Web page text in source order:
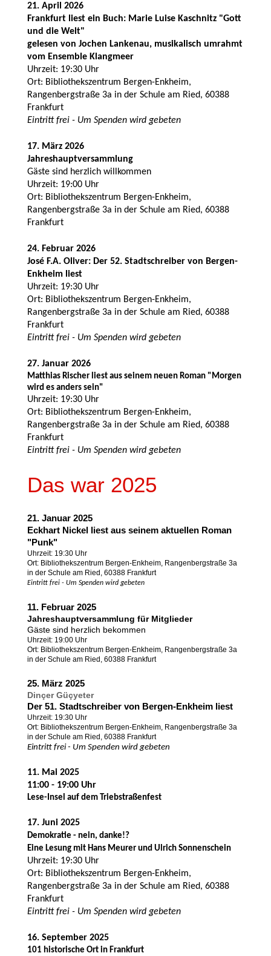
21. April 2026
Frankfurt liest ein Buch: Marie Luise Kaschnitz "Gott
und die Welt"
gelesen von Jochen Lankenau, musikalisch umrahmt
vom Ensemble Klangmeer
Uhrzeit: 19:30 Uhr
Ort: Bibliothekszentrum Bergen-Enkheim,
Rangenbergstraße 3a in der Schule am Ried, 60388
Frankfurt
Eintritt frei - Um Spenden wird gebeten
17. März 2026
Jahreshauptversammlung
Gäste sind herzlich willkommen
Uhrzeit: 19:00 Uhr
Ort: Bibliothekszentrum Bergen-Enkheim,
Rangenbergstraße 3a in der Schule am Ried, 60388
Frankfurt
24. Februar 2026
José F.A. Oliver: Der 52. Stadtschreiber von Bergen-
Enkheim liest
Uhrzeit: 19:30 Uhr
Ort: Bibliothekszentrum Bergen-Enkheim,
Rangenbergstraße 3a in der Schule am Ried, 60388
Frankfurt
Eintritt frei - Um Spenden wird gebeten
27. Januar 2026
Matthias Rischer liest aus seinem neuen Roman "Morgen
wird es anders sein"
Uhrzeit: 19:30 Uhr
Ort: Bibliothekszentrum Bergen-Enkheim,
Rangenbergstraße 3a in der Schule am Ried, 60388
Frankfurt
Eintritt frei - Um Spenden wird gebeten
Das war 2025
21. Januar 2025
Eckhart Nickel liest aus seinem aktuellen Roman
"Punk"
Uhrzeit: 19:30 Uhr
Ort: Bibliothekszentrum Bergen-Enkheim, Rangenbergstraße 3a
in der Schule am Ried, 60388 Frankfurt
Eintritt frei - Um Spenden wird gebeten
11. Februar 2025
Jahreshauptversammlung für Mitglieder
Gäste sind herzlich bekommen
Uhrzeit: 19:00 Uhr
Ort: Bibliothekszentrum Bergen-Enkheim, Rangenbergstraße 3a
in der Schule am Ried, 60388 Frankfurt
25. März 2025
Dinçer Güçyeter
Der 51. Stadtschreiber von Bergen-Enkheim liest
Uhrzeit: 19:30 Uhr
Ort: Bibliothekszentrum Bergen-Enkheim, Rangenbergstraße 3a
in der Schule am Ried, 60388 Frankfurt
Eintritt frei - Um Spenden wird gebeten
11. Mai 2025
11:00 - 19:00 Uhr
Lese-Insel auf dem Triebstraßenfest
17. Juni 2025
Demokratie - nein, danke!?
Eine Lesung mit Hans Meurer und Ulrich Sonnenschein
Uhrzeit: 19:30 Uhr
Ort: Bibliothekszentrum Bergen-Enkheim,
Rangenbergstraße 3a in der Schule am Ried, 60388
Frankfurt
Eintritt frei - Um Spenden wird gebeten
16. September 2025
101 historische Ort in Frankfurt